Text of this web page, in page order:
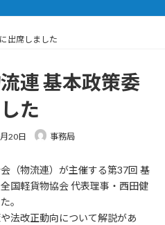
出席しました
連 基本政策委
た
20日 事務局
（物流連）が主催する第37回 基
国軽貨物協会 代表理事・西田健
。
法改正動向について解説があ